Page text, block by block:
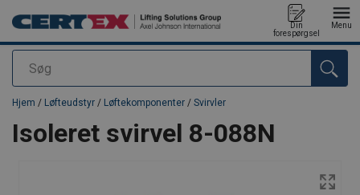
Søg
Din
forespørgsel
Menu
Produktet blev tilføjet til din forespørgsel
Hjem / Løfteudstyr / Løftekomponenter / Svirvler
Isoleret svirvel 8-088N